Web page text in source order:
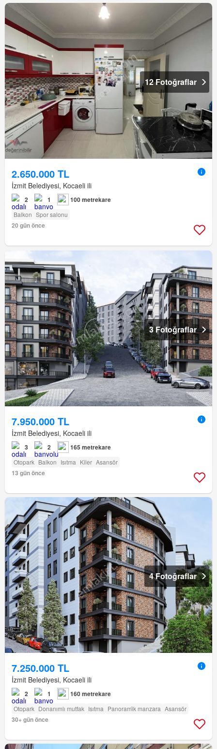
12 Fotoğraflar
2.650.000 TL
İzmit Belediyesi, Kocaeli ili
2 1 100 metrekare
Balkon Spor salonu
20 gün önce
3 Fotoğraflar
7.950.000 TL
İzmit Belediyesi, Kocaeli ili
3 2 165 metrekare
Otopark Balkon Isıtma Kiler Asansör
13 gün önce
4 Fotoğraflar
7.250.000 TL
İzmit Belediyesi, Kocaeli ili
2 1 160 metrekare
Otopark Donanımlı mutfak Isıtma Panorami̇k manzara Asansör
30+ gün önce